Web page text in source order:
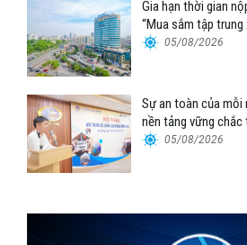
Gia hạn thời gian
“Mua sắm tập
Tổng công ty Hàng
05/08/2026
Sự an toàn của mỗi
nền tảng vững chắc
Cảng Đà Nẵng
05/08/2026